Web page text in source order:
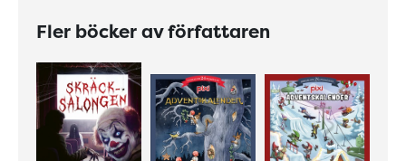
Fler böcker av författaren